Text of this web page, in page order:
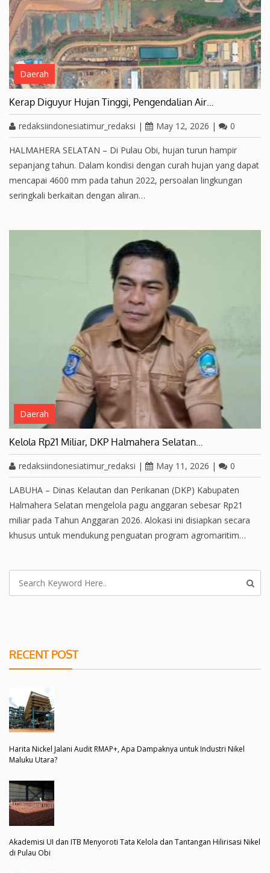
Daerah
Kerap Diguyur Hujan Tinggi, Pengendalian Air…
redaksiindonesiatimur_redaksi | May 12, 2026 | 0
HALMAHERA SELATAN – Di Pulau Obi, hujan turun hampir
sepanjang tahun. Dalam kondisi dengan curah hujan yang dapat
mencapai 4600 mm pada tahun 2022, persoalan lingkungan
seringkali berkaitan dengan aliran…
Daerah
Kelola Rp21 Miliar, DKP Halmahera Selatan…
redaksiindonesiatimur_redaksi | May 11, 2026 | 0
LABUHA – Dinas Kelautan dan Perikanan (DKP) Kabupaten
Halmahera Selatan mengelola pagu anggaran sebesar Rp21
miliar pada Tahun Anggaran 2026. Alokasi ini disiapkan secara
khusus untuk mendukung penguatan program agromaritim…
RECENT POST
Harita Nickel Jalani Audit RMAP+, Apa Dampaknya untuk Industri Nikel
Maluku Utara?
Akademisi UI dan ITB Menyoroti Tata Kelola dan Tantangan Hilirisasi Nikel
di Pulau Obi